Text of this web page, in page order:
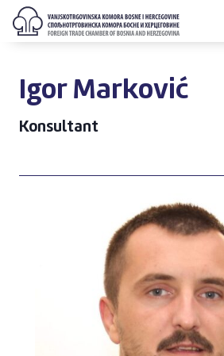
Igor Marković
Konsultant